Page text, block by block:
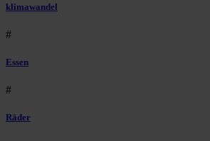
klimawandel
#
Essen
#
Räder